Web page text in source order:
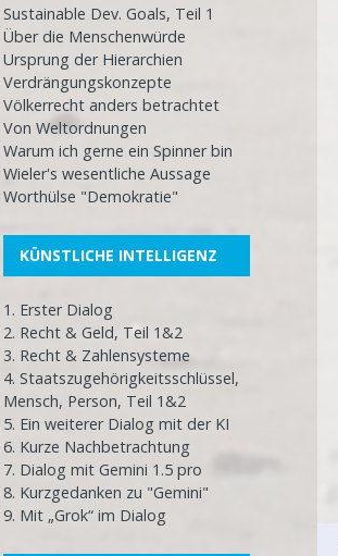
Sustainable Dev. Goals, Teil 1
Über die Menschenwürde
Ursprung der Hierarchien
Verdrängungskonzepte
Völkerrecht anders betrachtet
Von Weltordnungen
Warum ich gerne ein Spinner bin
Wieler's wesentliche Aussage
Worthülse "Demokratie"
KÜNSTLICHE INTELLIGENZ
1. Erster Dialog
2. Recht & Geld, Teil 1&2
3. Recht & Zahlensysteme
4. Staatszugehörigkeitsschlüssel,
Mensch, Person, Teil 1&2
5. Ein weiterer Dialog mit der KI
6. Kurze Nachbetrachtung
7. Dialog mit Gemini 1.5 pro
8. Kurzgedanken zu "Gemini"
9. Mit „Grok“ im Dialog